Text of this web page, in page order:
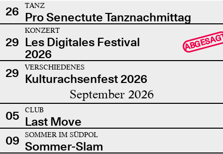
26
TANZ
Pro Senectute Tanznachmittag
29
KONZERT
Les Digitales Festival
2026
29 VERSCHIEDENES
Kulturachsenfest 2026
September 2026
05 CLUB
Last Move
09
SOMMER IM SÜDPOL
Sommer-Slam